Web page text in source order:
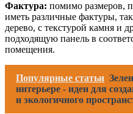
Фактура: помимо размеров,
иметь различные фактуры,
дерево, с текстурой камня и
подходящую панель в
помещения.
Популярные статьи
интерьере - идеи для
и экологичного